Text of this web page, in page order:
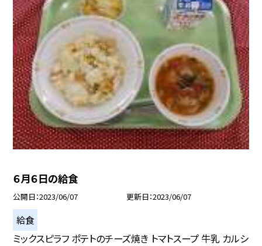
６月６日の給食
公開日 2023/06/07 更新日 2023/06/07
給食
ミックスピラフ ポテトのチーズ焼き トマトスープ 牛乳 カルシ